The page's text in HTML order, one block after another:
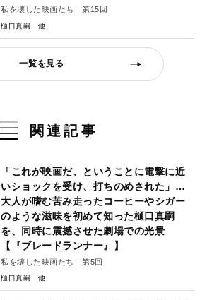
私を壊した映画たち 第15回
樋口真嗣
一覧を見る
関連記事
「これが映画だ、ということに電撃に近
いショックを受け、打ちのめされた」…
大人が嗜む苦み走ったコーヒーやシガー
のような滋味を初めて知った樋口真嗣
を、同時に震撼させた劇場での光景
【『ブレードランナー』】
私を壊した映画たち 第5回
樋口真嗣